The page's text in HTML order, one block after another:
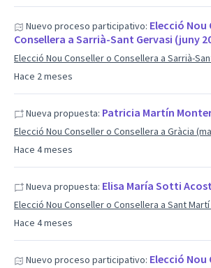
Hace 2 meses
Nuevo proceso participativo: Elecció Nou
Consellera a Sarrià-Sant Gervasi (juny
Elecció Nou Conseller o Consellera a Sarrià-
Hace 4 meses
Nueva propuesta: Patricia Martín
Elecció Nou Conseller o Consellera a Gràcia
Hace 4 meses
Nueva propuesta: Elisa María Sotti
Elecció Nou Conseller o Consellera a Sant Martí
Nuevo proceso participativo: Elecció Nou